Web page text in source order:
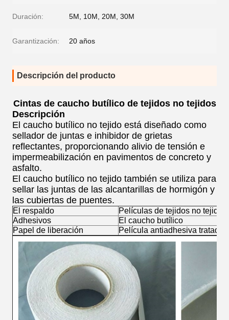
Duración: 5M, 10M, 20M, 30M
Garantización: 20 años
Descripción del producto
Cintas de caucho butílico de tejidos no tejidos
Descripción
El caucho butílico no tejido está diseñado como
sellador de juntas e inhibidor de grietas
reflectantes, proporcionando alivio de tensión e
impermeabilización en pavimentos de concreto y
asfalto.
El caucho butílico no tejido también se utiliza para
sellar las juntas de las alcantarillas de hormigón y
las cubiertas de puentes.
El respaldo
Películas de tejidos no tejidos
Adhesivos
El caucho butílico
Papel de liberación
Película antiadhesiva tratada